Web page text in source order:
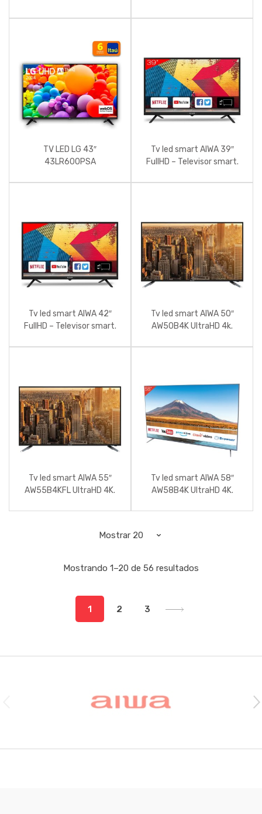
TV LED LG 43″
43LR600PSA
Tv led smart AIWA 39″
FullHD – Televisor smart.
Tv led smart AIWA 42″
FullHD – Televisor smart.
Tv led smart AIWA 50″
AW50B4K UltraHD 4k.
Tv led smart AIWA 55″
AW55B4KFL UltraHD 4K.
Tv led smart AIWA 58″
AW58B4K UltraHD 4K.
Mostrando 1–20 de 56 resultados
1 2 3